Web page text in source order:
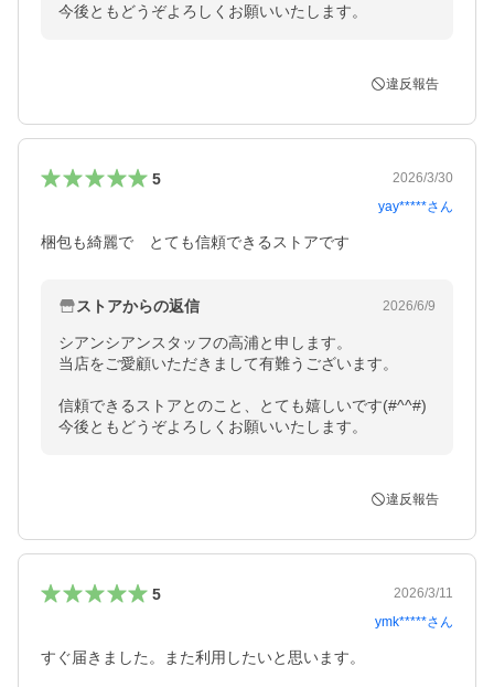
今後ともどうぞよろしくお願いいたします。
違反報告
5
2026/3/30
yay*****さん
梱包も綺麗で　とても信頼できるストアです
ストアからの返信 2026/6/9
シアンシアンスタッフの高浦と申します。
当店をご愛顧いただきまして有難うございます。
信頼できるストアとのこと、とても嬉しいです(#^^#)
今後ともどうぞよろしくお願いいたします。
違反報告
5
2026/3/11
ymk*****さん
すぐ届きました。また利用したいと思います。